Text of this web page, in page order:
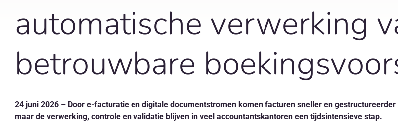
automatische verwerking
betrouwbare
24 juni 2026 – Door e-facturatie en digitale documentstromen komen facturen sneller en gestructureerder
maar de verwerking, controle en validatie blijven in veel accountantskantoren een tijdsintensieve stap.